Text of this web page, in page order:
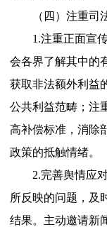
（四）注重司法
1.注重正面宣传
会各界了解其中的
获取非法额外利益
公共利益范畴；注
高补偿标准，消除
政策的抵触情绪。
2.完善舆情应对
所反映的问题，及
结果。主动邀请新